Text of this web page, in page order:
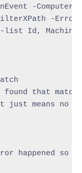
-
-
list Id,
found that
just means no
happened so